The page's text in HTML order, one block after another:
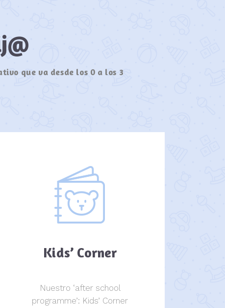
que va desde los 0 a los 3
Kids’ Corner
Nuestro ‘after school
programme’: Kids’ Corner